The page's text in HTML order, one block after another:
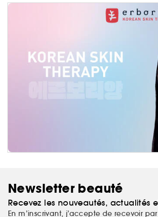
Newsletter beauté
Recevez les nouveautés, actualités
En m’inscrivant, j’accepte de recevoir